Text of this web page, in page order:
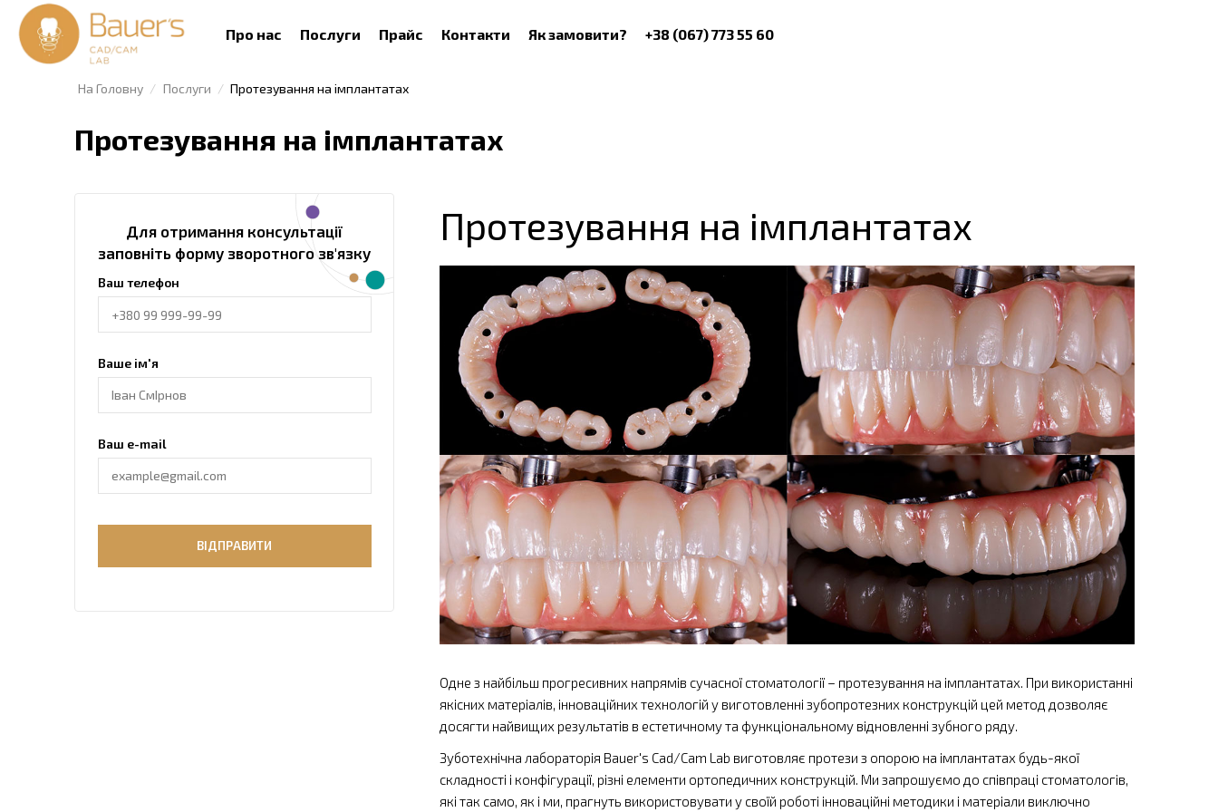
Про нас Послуги Прайс Контакти Як замовити? +38 (067) 773 55 60
На Головну Послуги Протезування на імплантатах
Протезування на імплантатах
Для отримання консультації
заповніть форму зворотного зв'язку
Ваш телефон
Ваше ім'я
Ваш e-mail
Протезування на імплантатах
Одне з найбільш прогресивних напрямів сучасної стоматології – протезування на імплантатах. При використанні
якісних матеріалів, інноваційних технологій у виготовленні зубопротезних конструкцій цей метод дозволяє
досягти найвищих результатів в естетичному та функціональному відновленні зубного ряду.
Зуботехнічна лабораторія Bauer's Cad/Cam Lab виготовляє протези з опорою на імплантатах будь-якої
складності і конфігурації, різні елементи ортопедичних конструкцій. Ми запрошуємо до співпраці стоматологів,
які так само, як і ми, прагнуть використовувати у своїй роботі інноваційні методики і матеріали виключно